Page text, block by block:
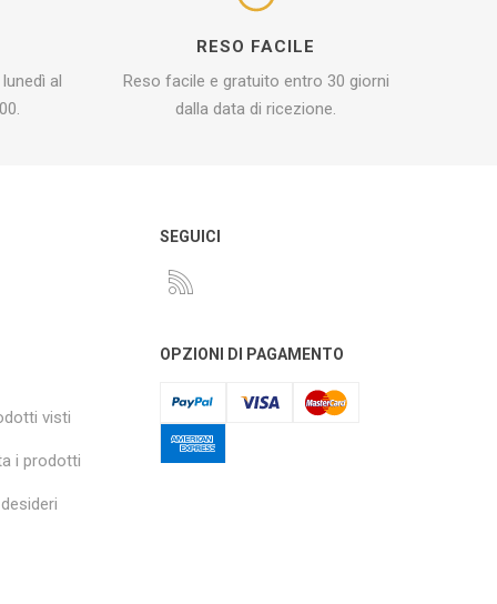
al
RESO FACILE
Reso facile e gratuito entro 30 giorni
dalla data di ricezione.
visti
i prodotti
SEGUICI
OPZIONI DI PAGAMENTO